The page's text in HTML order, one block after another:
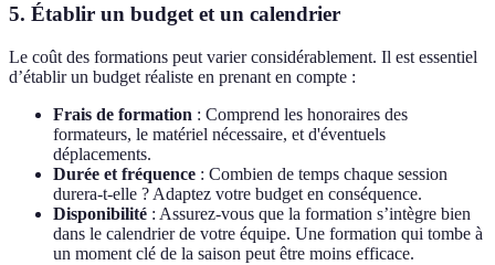
5. Établir un budget et un calendrier
Le coût des formations peut varier considérablement. Il est essentiel
d’établir un budget réaliste en prenant en compte :
Frais de formation : Comprend les honoraires des
formateurs, le matériel nécessaire, et d'éventuels
déplacements.
Durée et fréquence : Combien de temps chaque session
durera-t-elle ? Adaptez votre budget en conséquence.
Disponibilité : Assurez-vous que la formation s’intègre bien
dans le calendrier de votre équipe. Une formation qui tombe à
un moment clé de la saison peut être moins efficace.